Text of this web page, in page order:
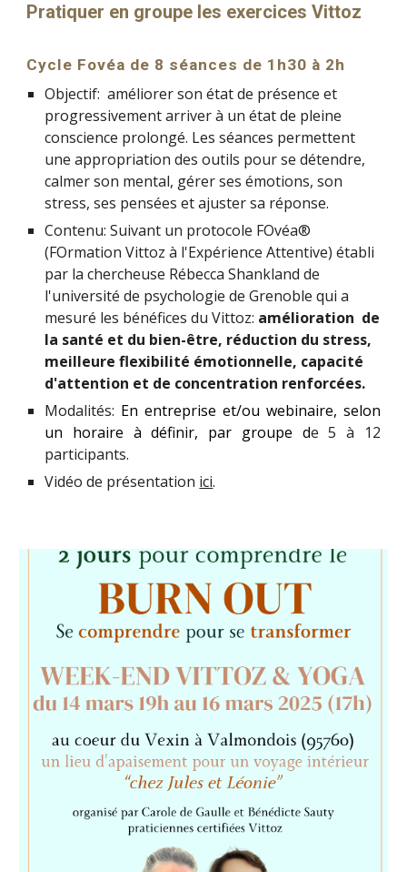
Pratiquer en groupe les exercices Vittoz
Cycle Fovéa de 8 séances de 1h30 à 2h
Objectif: améliorer son état de présence et
progressivement arriver à un état de pleine
conscience prolongé. Les séances permettent
une appropriation des outils pour se détendre,
calmer son mental, gérer ses émotions, son
stress, ses pensées et ajuster sa réponse.
Contenu: Suivant un protocole FOvéa®
(FOrmation Vittoz à l'Expérience Attentive) établi
par la chercheuse Rébecca Shankland de
l'université de psychologie de Grenoble qui a
mesuré les bénéfices du Vittoz: amélioration de
la santé et du bien-être, réduction du stress,
meilleure flexibilité émotionnelle, capacité
d'attention et de concentration renforcées.
Modalités: En entreprise et/ou webinaire, selon
un horaire à définir, par groupe de 5 à 12
participants.
Vidéo de présentation ici.